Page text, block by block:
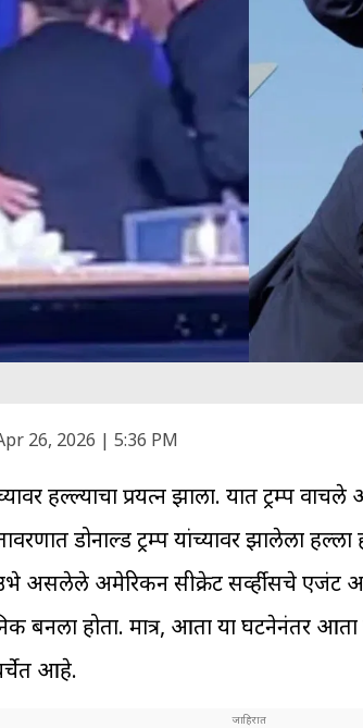
26, 2026 | 5:36 PM
हल्ल्याचा प्रयत्न झाला. यात ट्रम्प
डोनाल्ड ट्रम्प यांच्यावर झालेला हल्ला
असलेले अमेरिकन सीक्रेट सर्व्हीसचे एजंट
बनला होता. मात्र, आता या घटनेनंतर आता
आहे.